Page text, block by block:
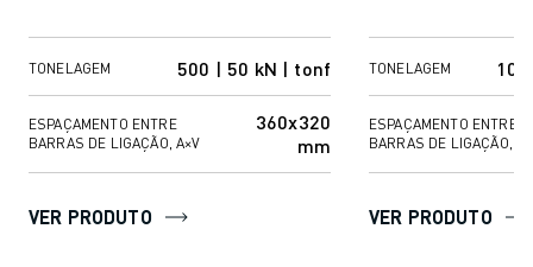
compon...
TONELAGEM 500 | 50 kN | tonf
ESPAÇAMENTO ENTRE
BARRAS DE LIGAÇÃO, A×V
360x320
mm
VER PRODUTO
de bens de
TONELAGEM
ESPAÇAMENTO ENTRE
BARRAS DE LIGAÇÃO,
VER PRODUTO